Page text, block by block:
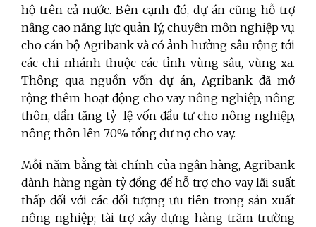
hộ trên cả nước. Bên cạnh đó, dự án cũng hỗ trợ
nâng cao năng lực quản lý, chuyên môn nghiệp vụ
cho cán bộ Agribank và có ảnh hưởng sâu rộng tới
các chi nhánh thuộc các tỉnh vùng sâu, vùng xa.
Thông qua nguồn vốn dự án, Agribank đã mở
rộng thêm hoạt động cho vay nông nghiệp, nông
thôn, dần tăng tỷ lệ vốn đầu tư cho nông nghiệp,
nông thôn lên 70% tổng dư nợ cho vay.
Mỗi năm bằng tài chính của ngân hàng, Agribank
dành hàng ngàn tỷ đồng để hỗ trợ cho vay lãi suất
thấp đối với các đối tượng ưu tiên trong sản xuất
nông nghiệp; tài trợ xây dựng hàng trăm trường